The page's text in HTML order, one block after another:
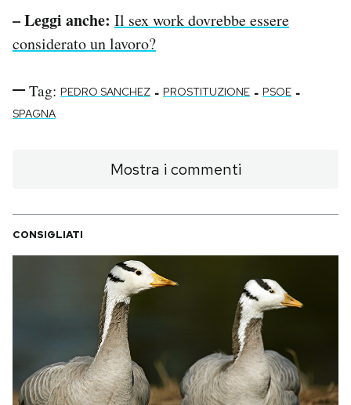
– Leggi anche: Il sex work dovrebbe essere
considerato un lavoro?
Tag: PEDRO SANCHEZ - PROSTITUZIONE - PSOE -
SPAGNA
Mostra i commenti
CONSIGLIATI